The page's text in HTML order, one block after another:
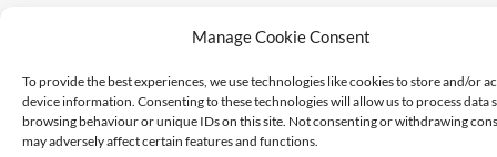
Manage Cookie Consent
To provide the best experiences, we use technologies like cookies to store and/or
device information. Consenting to these technologies will allow us to process data
browsing behaviour or unique IDs on this site. Not consenting or withdrawing
may adversely affect certain features and functions.